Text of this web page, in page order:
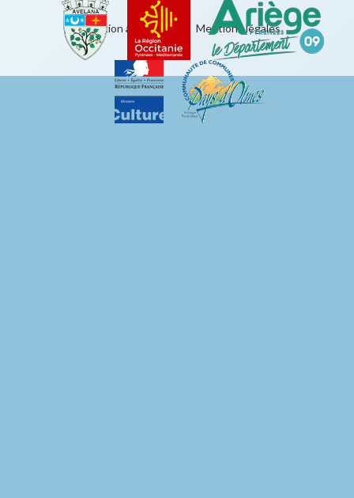
Éducation artistique Mentions légales